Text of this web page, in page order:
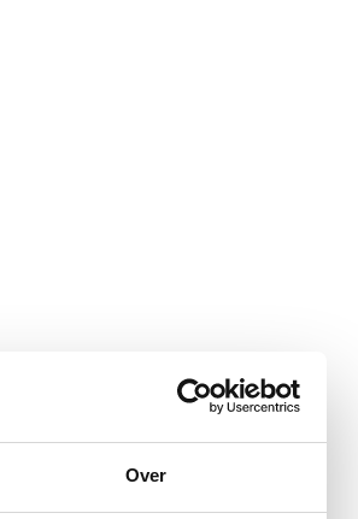
Over